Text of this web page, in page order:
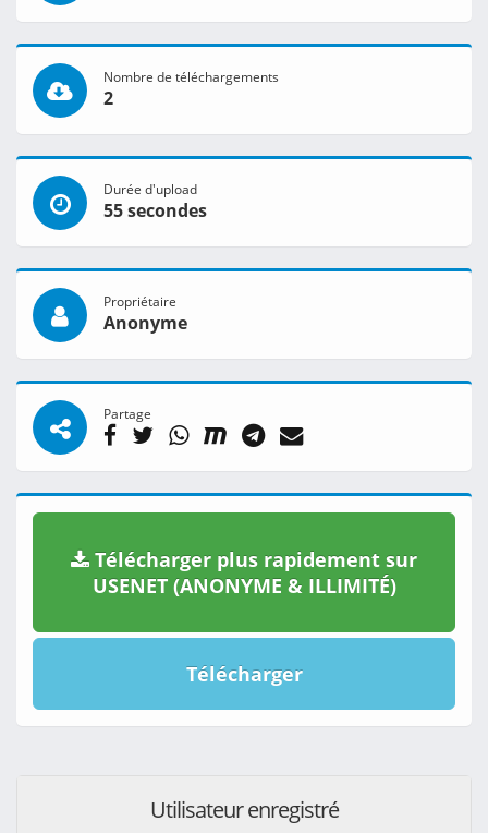
Nombre de téléchargements
2
Durée d'upload
55 secondes
Propriétaire
Anonyme
Partage
Télécharger plus rapidement sur
USENET (ANONYME & ILLIMITÉ)
Télécharger
Utilisateur enregistré